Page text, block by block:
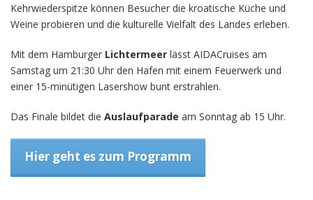
Kehrwiederspitze können Besucher die kroatische Küche und
Weine probieren und die kulturelle Vielfalt des Landes erleben.
Mit dem Hamburger Lichtermeer lässt AIDACruises am
Samstag um 21:30 Uhr den Hafen mit einem Feuerwerk und
einer 15-minütigen Lasershow bunt erstrahlen.
Das Finale bildet die Auslaufparade am Sonntag ab 15 Uhr.
Hier geht es zum Programm